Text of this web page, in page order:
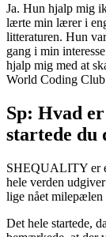
Ja. Hun hjalp mig
lærte min lærer i
litteraturen. Hun
gang i min
hjalp mig med at
World Coding
Sp: Hvad
startede du
SHEQUALITY er
hele verden
lige nået milepælen
Det hele startede,